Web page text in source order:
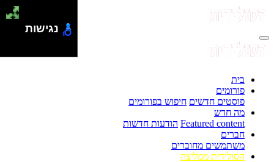
בית
פורומים
פוסטים חדשים חיפוש בפורומים
מה חדש
Featured content הודעות חדשות
חברים
משתמשים מחוברים
הסולידית ממליצה
נגישות